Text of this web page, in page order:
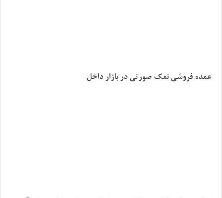
عمده فروشی نمک صورتی در بازار داخل